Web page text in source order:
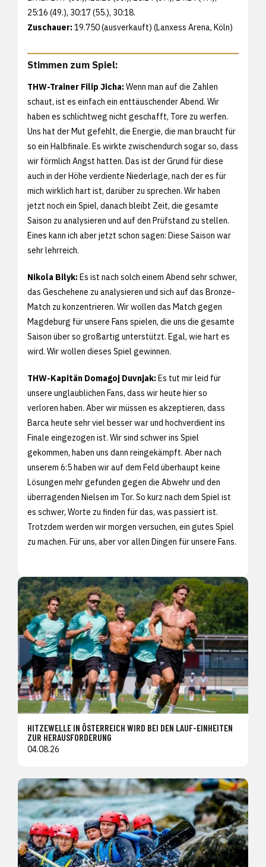
25:16 (49.), 30:17 (55.), 30:18.
Zuschauer:19.750 (ausverkauft) (Lanxess Arena, Köln)
Stimmen zum Spiel:
THW-Trainer Filip Jicha:Wenn man auf die Zahlen
schaut, ist es einfach ein enttäuschender Abend. Wir
haben es schlichtweg nicht geschafft, Tore zu werfen.
Uns hat der Mut gefehlt, die Energie, die man braucht für
so ein Halbfinale. Es wirkte zwischendurch sogar so, dass
wir förmlich Angst hatten. Das ist der Grund für diese
auch in der Höhe verdiente Niederlage, nach der es für
mich wirklich hart ist, darüber zu sprechen. Wir haben
jetzt noch ein Spiel, danach bleibt Zeit, die gesamte
Saison zu analysieren und auf den Prüfstand zu stellen.
Eines kann ich aber jetzt schon sagen: Diese Saison war
sehr lehrreich.
Nikola Bilyk:Es ist nach solch einem Abend sehr schwer,
das Geschehene zu analysieren und sich auf das Bronze-
Match zu konzentrieren. Wir wollen das Match gegen
Magdeburg für unsere Fans spielen, die uns die gesamte
Saison über so großartig unterstützt. Egal, wie hart es
wird. Wir wollen dieses Spiel gewinnen.
THW-Kapitän Domagoj Duvnjak:Es tut mir leid für
unsere unglaublichen Fans, dass wir heute hier so
verloren haben. Aber wir müssen es akzeptieren, dass
Barca heute sehr viel besser war und hochverdient ins
Finale eingezogen ist. Wir sind schwer ins Spiel
gekommen, haben uns dann reingekämpft. Aber nach
unserem 6:5 haben wir auf dem Feld überhaupt keine
Lösungen mehr gefunden gegen die Abwehr und den
überragenden Nielsen im Tor. So kurz nach dem Spiel ist
es schwer, Worte zu finden für das, was passiert ist.
Trotzdem werden wir morgen versuchen, ein gutes Spiel
zu machen. Für uns, aber vor allen Dingen für unsere Fans.
HITZEWELLE IN ÖSTERREICH WIRD BEI DEN LAUF-EINHEITEN
ZUR HERAUSFORDERUNG
04.08.26